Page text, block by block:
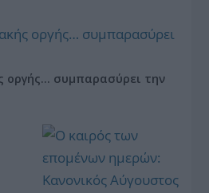
οργής… συμπαρασύρει την